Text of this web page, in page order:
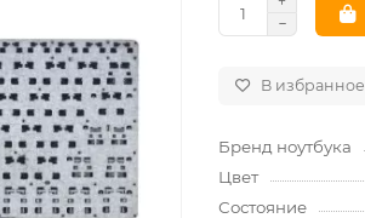
В избранное
Бренд ноутбука
Цвет
Состояние